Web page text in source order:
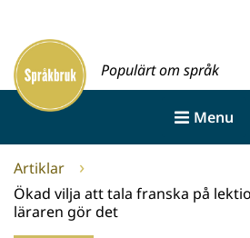
innehållet
Framsida
Populärt om språk
Menu
Artiklar
Ökad vilja att tala franska på
läraren gör det